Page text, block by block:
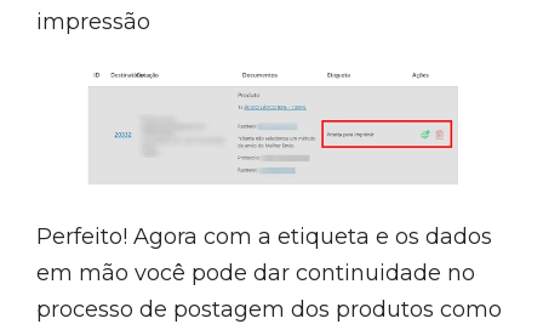
impressão
Perfeito! Agora com a etiqueta e os dados
em mão você pode dar continuidade no
processo de postagem dos produtos como